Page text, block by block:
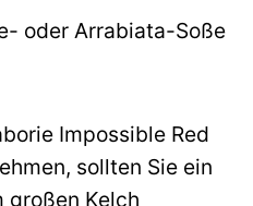
oder Arrabiata-Soße
Impossible Red
sollten Sie ein
großen Kelch